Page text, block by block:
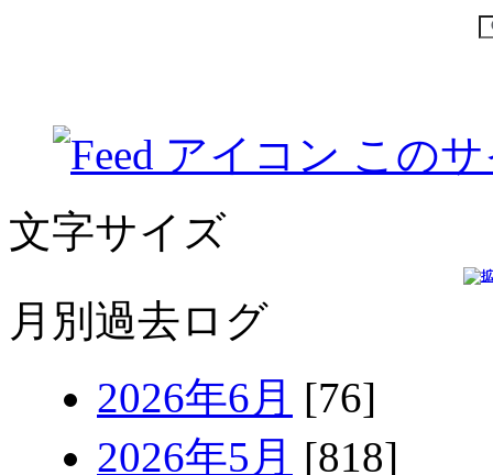
この
文字サイズ
月別過去ログ
2026年6月 [76]
2026年5月 [818]